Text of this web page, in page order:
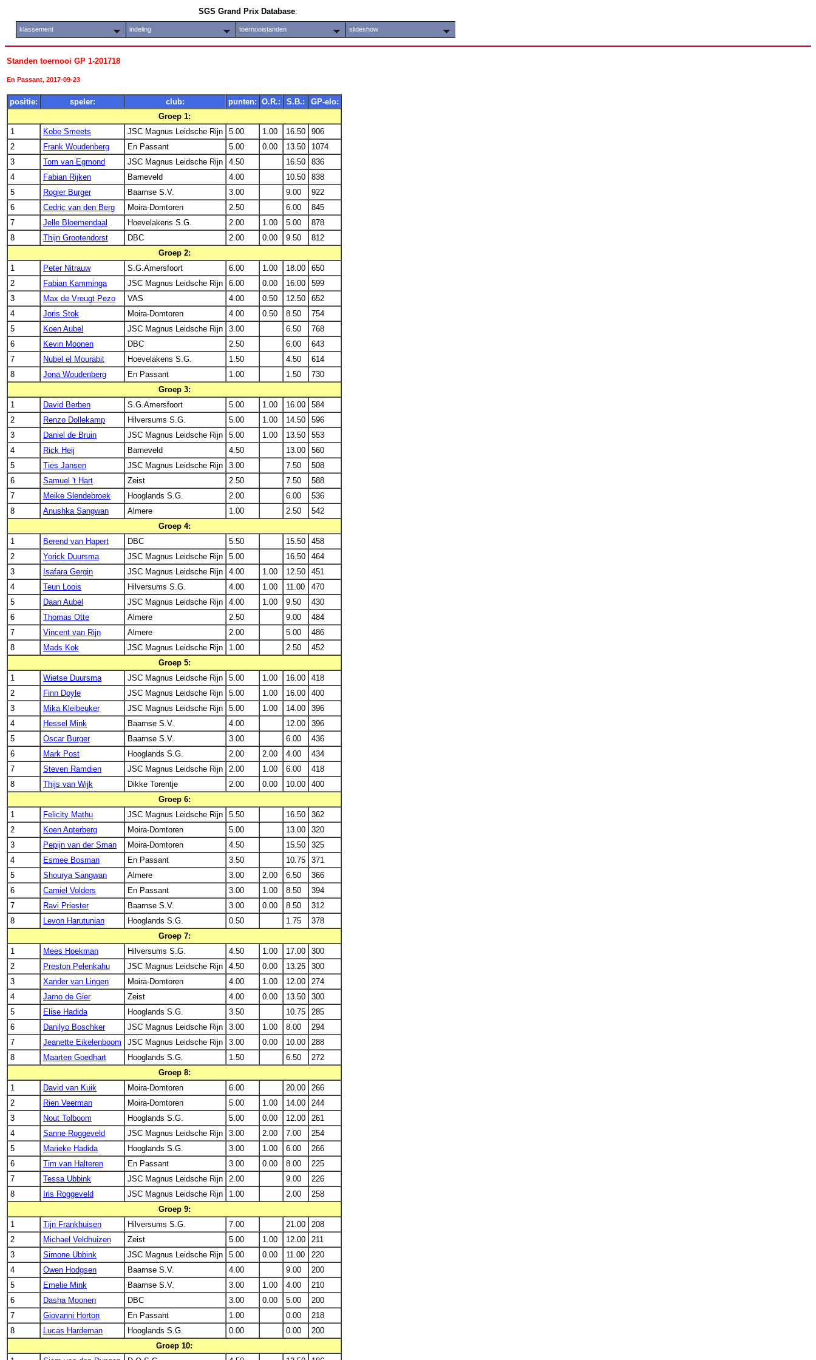
SGS Grand Prix Database:
klassement indeling toernooistanden slideshow
Standen toernooi GP 1-201718
En Passant, 2017-09-23
positie: speler: club: punten: O.R.: S.B.:
GP-elo:
Groep 1:
1
Kobe Smeets JSC Magnus Leidsche Rijn 5.00 1.00 16.50
906
2
Frank Woudenberg En Passant 5.00 0.00 13.50
1074
3
Tom van Egmond JSC Magnus Leidsche Rijn 4.50 16.50
836
4
Fabian Rijken Barneveld 4.00 10.50
838
5
Rogier Burger Baarnse S.V. 3.00 9.00
922
6
Cedric van den Berg Moira-Domtoren 2.50 6.00
845
7
Jelle Bloemendaal Hoevelakens S.G. 2.00 1.00 5.00
878
8
Thijn Grootendorst DBC 2.00 0.00 9.50
812
Groep 2:
1
Peter Nitrauw S.G.Amersfoort 6.00 1.00 18.00
650
2
Fabian Kamminga JSC Magnus Leidsche Rijn 6.00 0.00 16.00
599
3
Max de Vreugt Pezo VAS 4.00 0.50 12.50
652
4
Joris Stok Moira-Domtoren 4.00 0.50 8.50
754
5
Koen Aubel JSC Magnus Leidsche Rijn 3.00 6.50
768
6
Kevin Moonen DBC 2.50 6.00
643
7
Nubel el Mourabit Hoevelakens S.G. 1.50 4.50
614
8
Jona Woudenberg En Passant 1.00 1.50
730
Groep 3:
1
David Berben S.G.Amersfoort 5.00 1.00 16.00
584
2
Renzo Dollekamp Hilversums S.G. 5.00 1.00 14.50
596
3
Daniel de Bruin JSC Magnus Leidsche Rijn 5.00 1.00 13.50
553
4
Rick Heij Barneveld 4.50 13.00
560
5
Ties Jansen JSC Magnus Leidsche Rijn 3.00 7.50
508
6
Samuel 't Hart Zeist 2.50 7.50
588
7
Meike Slendebroek Hooglands S.G. 2.00 6.00
536
8
Anushka Sangwan Almere 1.00 2.50
542
Groep 4:
1
Berend van Hapert DBC 5.50 15.50
458
2
Yorick Duursma JSC Magnus Leidsche Rijn 5.00 16.50
464
3
Isafara Gergin JSC Magnus Leidsche Rijn 4.00 1.00 12.50
451
4
Teun Loois Hilversums S.G. 4.00 1.00 11.00
470
5
Daan Aubel JSC Magnus Leidsche Rijn 4.00 1.00 9.50
430
6
Thomas Otte Almere 2.50 9.00
484
7
Vincent van Rijn Almere 2.00 5.00
486
8
Mads Kok JSC Magnus Leidsche Rijn 1.00 2.50
452
Groep 5:
1
Wietse Duursma JSC Magnus Leidsche Rijn 5.00 1.00 16.00
418
2
Finn Doyle JSC Magnus Leidsche Rijn 5.00 1.00 16.00
400
3
Mika Kleibeuker JSC Magnus Leidsche Rijn 5.00 1.00 14.00
396
4
Hessel Mink Baarnse S.V. 4.00 12.00
396
5
Oscar Burger Baarnse S.V. 3.00 6.00
436
6
Mark Post Hooglands S.G. 2.00 2.00 4.00
434
7
Steven Ramdien JSC Magnus Leidsche Rijn 2.00 1.00 6.00
418
8
Thijs van Wijk Dikke Torentje 2.00 0.00 10.00
400
Groep 6:
1
Felicity Mathu JSC Magnus Leidsche Rijn 5.50 16.50
362
2
Koen Agterberg Moira-Domtoren 5.00 13.00
320
3
Pepijn van der Sman Moira-Domtoren 4.50 15.50
325
4
Esmee Bosman En Passant 3.50 10.75
371
5
Shourya Sangwan Almere 3.00 2.00 6.50
366
6
Camiel Volders En Passant 3.00 1.00 8.50
394
7
Ravi Priester Baarnse S.V. 3.00 0.00 8.50
312
8
Levon Harutunian Hooglands S.G. 0.50 1.75
378
Groep 7:
1
Mees Hoekman Hilversums S.G. 4.50 1.00 17.00
300
2
Preston Pelenkahu JSC Magnus Leidsche Rijn 4.50 0.00 13.25
300
3
Xander van Lingen Moira-Domtoren 4.00 1.00 12.00
274
4
Jarno de Gier Zeist 4.00 0.00 13.50
300
5
Elise Hadida Hooglands S.G. 3.50 10.75
285
6
Danilyo Boschker JSC Magnus Leidsche Rijn 3.00 1.00 8.00
294
7
Jeanette Eikelenboom JSC Magnus Leidsche Rijn 3.00 0.00 10.00
288
8
Maarten Goedhart Hooglands S.G. 1.50 6.50
272
Groep 8:
1
David van Kuik Moira-Domtoren 6.00 20.00
266
2
Rien Veerman Moira-Domtoren 5.00 1.00 14.00
244
3
Nout Tolboom Hooglands S.G. 5.00 0.00 12.00
261
4
Sanne Roggeveld JSC Magnus Leidsche Rijn 3.00 2.00 7.00
254
5
Marieke Hadida Hooglands S.G. 3.00 1.00 6.00
266
6
Tim van Halteren En Passant 3.00 0.00 8.00
225
7
Tessa Ubbink JSC Magnus Leidsche Rijn 2.00 9.00
226
8
Iris Roggeveld JSC Magnus Leidsche Rijn 1.00 2.00
258
Groep 9:
1
Tijn Frankhuisen Hilversums S.G. 7.00 21.00
208
2
Michael Veldhuizen Zeist 5.00 1.00 12.00
211
3
Simone Ubbink JSC Magnus Leidsche Rijn 5.00 0.00 11.00
220
4
Owen Hodgsen Baarnse S.V. 4.00 9.00
200
5
Emelie Mink Baarnse S.V. 3.00 1.00 4.00
210
6
Dasha Moonen DBC 3.00 0.00 5.00
200
7
Giovanni Horton En Passant 1.00 0.00
218
8
Lucas Hardeman Hooglands S.G. 0.00 0.00
200
Groep 10: